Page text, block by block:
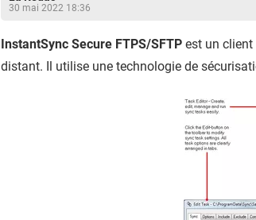
30 mai 2022 18:36
InstantSync Secure FTPS/SFTP est un client
distant. Il utilise une technologie de